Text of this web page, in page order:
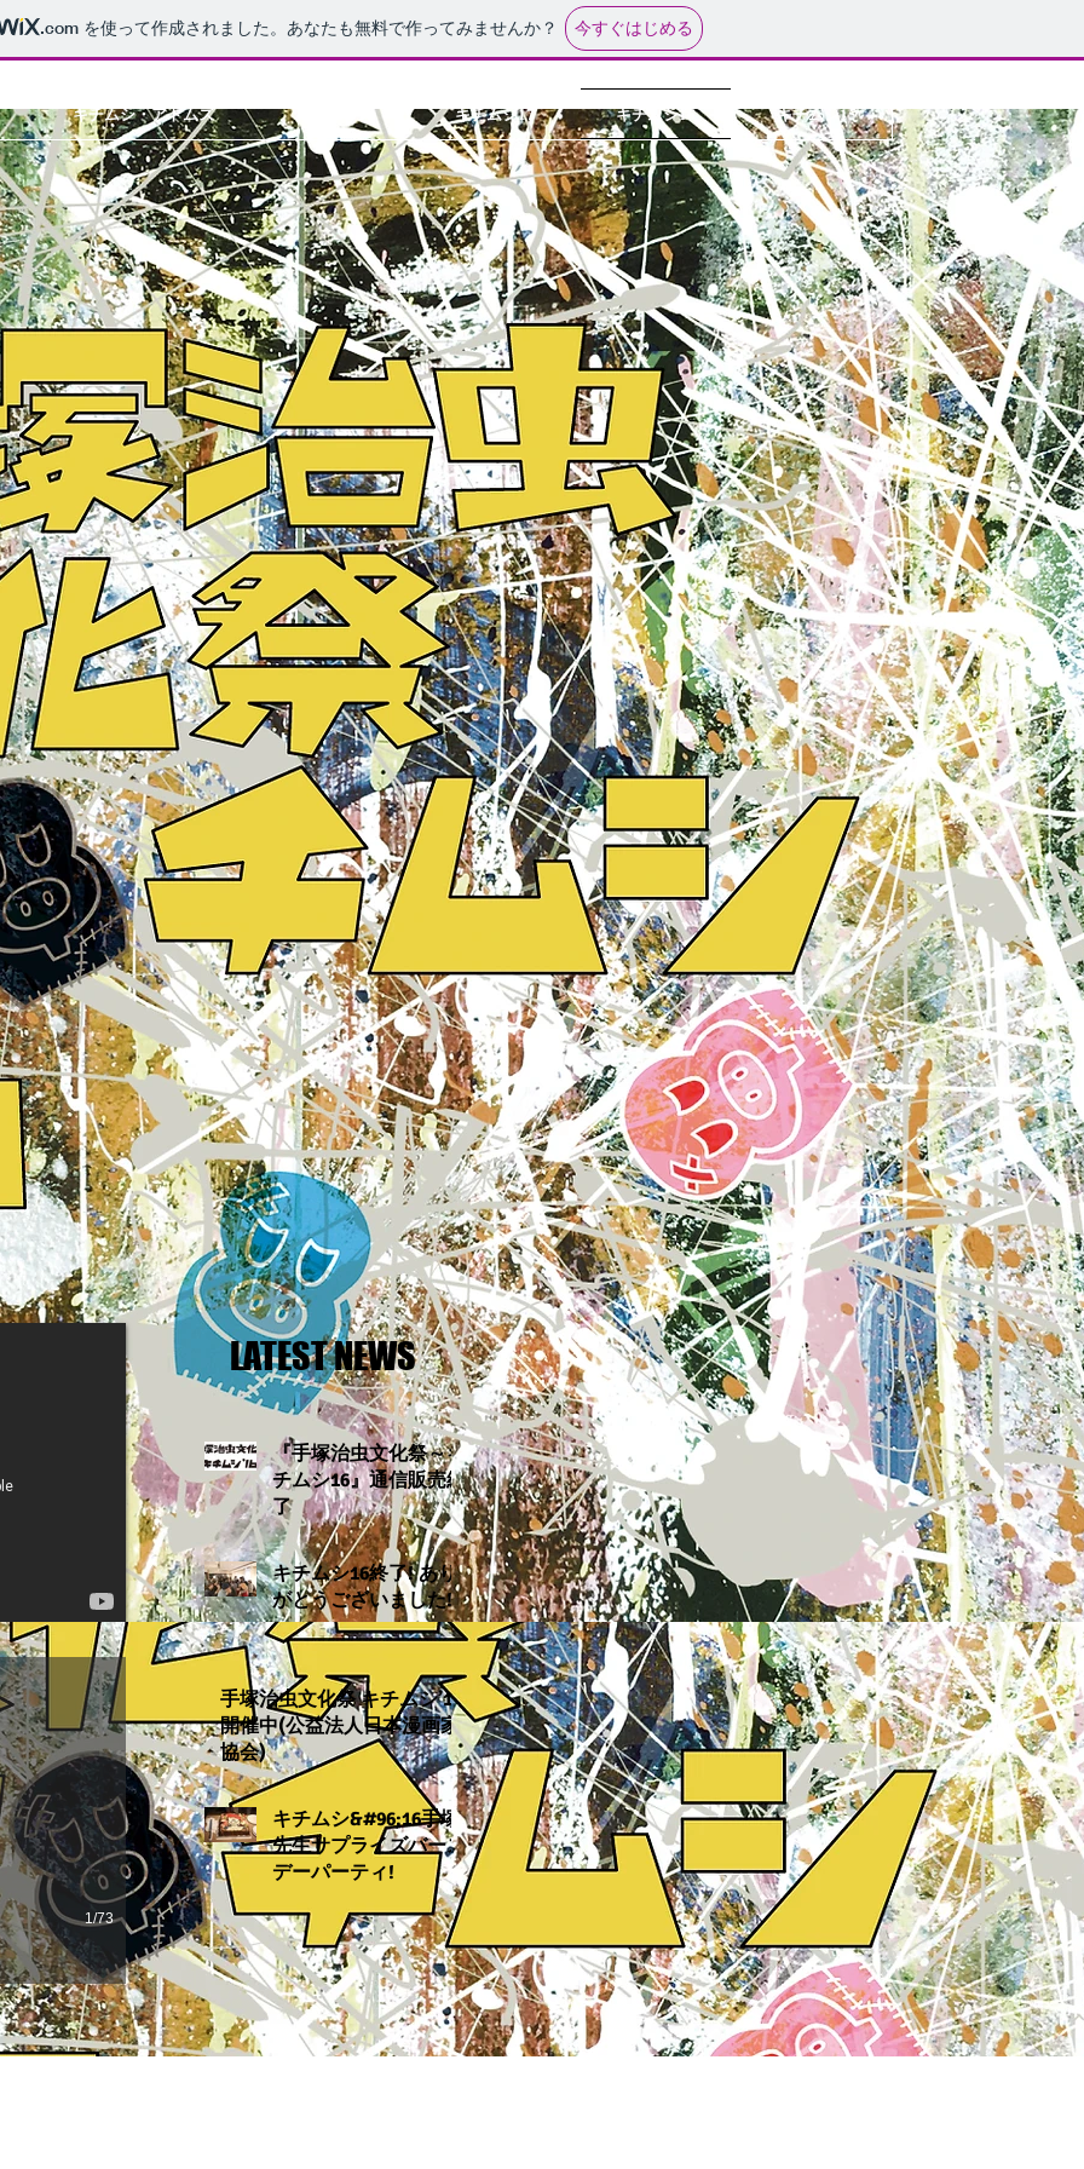
.com を使って作成されました。あなたも無料で作ってみませんか？ 今すぐはじめる
キチムシ・アトムズ キチムシ18 キチムシ17 キチムシ16 キチムシ15
1/73
LATEST NEWS
『手塚治虫文化祭～キ
チムシ16』通信販売終
了
キチムシ16終了! あり
がとうございました!
手塚治虫文化祭 キチムシ’16
開催中(公益法人日本漫画家
協会)
キチムシ&#96;16手塚
先生サプライズバース
デーパーティ!